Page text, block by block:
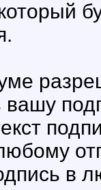
вашу
в